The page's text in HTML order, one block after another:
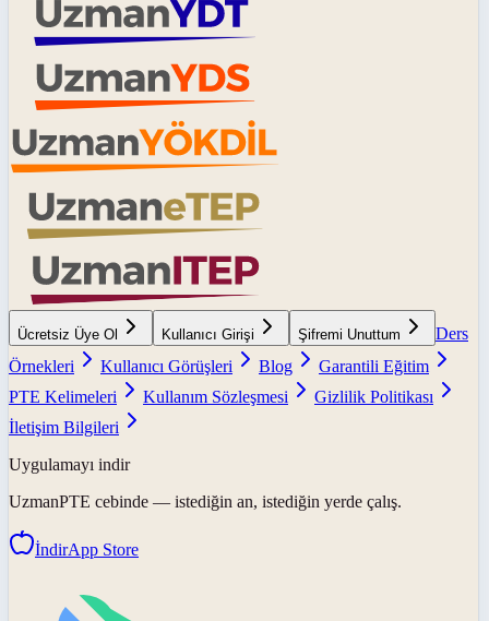
Ücretsiz Üye Ol Kullanıcı Girişi Şifremi Unuttum
Ders
Örnekleri
Kullanıcı Görüşleri Blog
Garantili Eğitim
PTE Kelimeleri
Kullanım Sözleşmesi
Gizlilik Politikası
İletişim Bilgileri
Uygulamayı indir
UzmanPTE cebinde — istediğin an, istediğin yerde çalış.
İndirApp Store